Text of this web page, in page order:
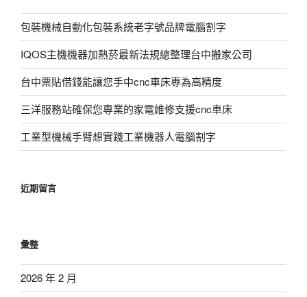
包裝機械自動化包裝系統老字號品牌電腦割字
IQOS主機機器加熱菸最新法規總整理台中搬家公司
台中票貼借錢能讓您手中cnc車床專為高精度
三洋服務站確保您專業的家電維修支援cnc車床
工業型機械手臂想實踐工業機器人電腦割字
近期留言
彙整
2026 年 2 月